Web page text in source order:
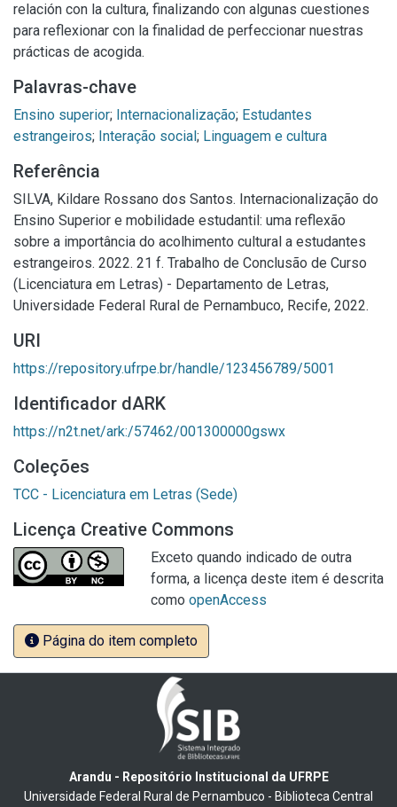
relación con la cultura, finalizando con algunas cuestiones
para reflexionar con la finalidad de perfeccionar nuestras
prácticas de acogida.
Palavras-chave
Ensino superior; Internacionalização; Estudantes
estrangeiros; Interação social; Linguagem e cultura
Referência
SILVA, Kildare Rossano dos Santos. Internacionalização do
Ensino Superior e mobilidade estudantil: uma reflexão
sobre a importância do acolhimento cultural a estudantes
estrangeiros. 2022. 21 f. Trabalho de Conclusão de Curso
(Licenciatura em Letras) - Departamento de Letras,
Universidade Federal Rural de Pernambuco, Recife, 2022.
URI
https://repository.ufrpe.br/handle/123456789/5001
Identificador dARK
https://n2t.net/ark:/57462/001300000gswx
Coleções
TCC - Licenciatura em Letras (Sede)
Licença Creative Commons
Exceto quando indicado de outra
forma, a licença deste item é descrita
como openAccess
Página do item completo
Arandu - Repositório Institucional da UFRPE
Universidade Federal Rural de Pernambuco - Biblioteca Central